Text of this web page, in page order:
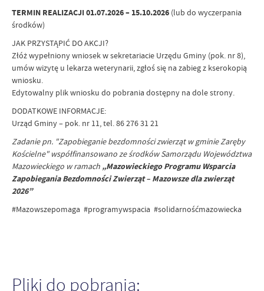
TERMIN REALIZACJI 01.07.2026 – 15.10.2026 (lub do wyczerpania
środków)
JAK PRZYSTĄPIĆ DO AKCJI?
Złóż wypełniony wniosek w sekretariacie Urzędu Gminy (pok. nr 8),
umów wizytę u lekarza weterynarii, zgłoś się na zabieg z kserokopią
wniosku.
Edytowalny plik wniosku do pobrania dostępny na dole strony.
DODATKOWE INFORMACJE:
Urząd Gminy – pok. nr 11, tel. 86 276 31 21
Zadanie pn. "Zapobieganie bezdomności zwierząt w gminie Zaręby
Kościelne" współfinansowano ze środków Samorządu Województwa
Mazowieckiego w ramach „Mazowieckiego Programu Wsparcia
Zapobiegania Bezdomności Zwierząt – Mazowsze dla zwierząt
2026”
#Mazowszepomaga #programywspacia #solidarnośćmazowiecka
Pliki do pobrania: